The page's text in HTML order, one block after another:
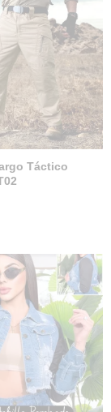
Táctico